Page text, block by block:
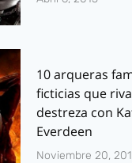
10 arqueras
ficticias que
destreza con
Everdeen
Noviembre 20,